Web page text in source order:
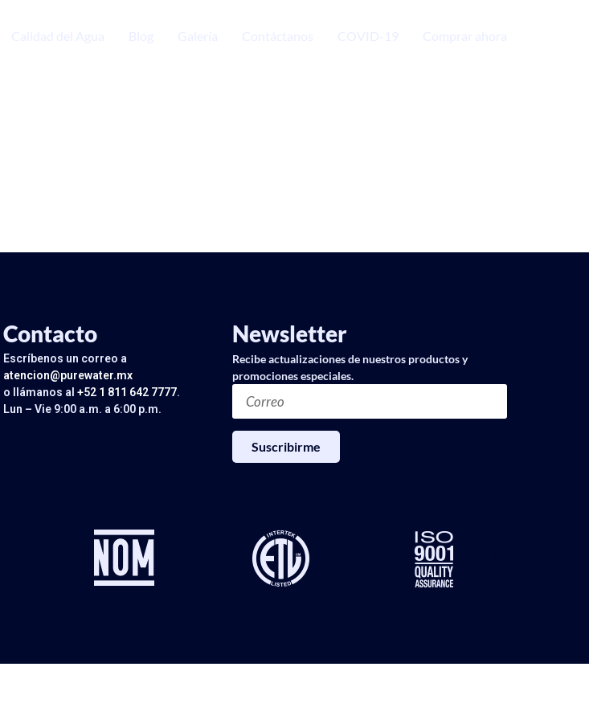
Contacto
Escríbenos un correo a
atencion@purewater.mx
o llámanos al +52 1 811 642 7777.
Lun – Vie 9:00 a.m. a 6:00 p.m.
Newsletter
Recibe actualizaciones de nuestros productos y
promociones especiales.
Suscribirme